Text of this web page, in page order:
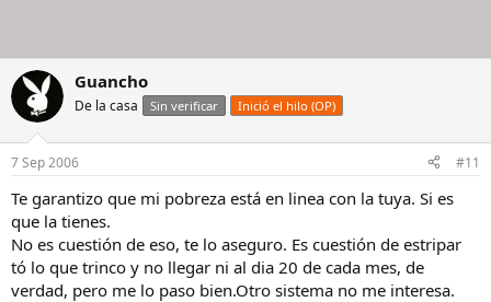
Guancho
De la casa Sin verificar Inició el hilo (OP)
7 Sep 2006 #11
Te garantizo que mi pobreza está en linea con la tuya. Si es
que la tienes.
No es cuestión de eso, te lo aseguro. Es cuestión de estripar
tó lo que trinco y no llegar ni al dia 20 de cada mes, de
verdad, pero me lo paso bien.Otro sistema no me interesa.